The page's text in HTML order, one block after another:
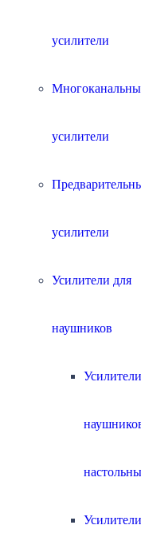
усилители
усилители
усилители
Усилители для
наушников
11